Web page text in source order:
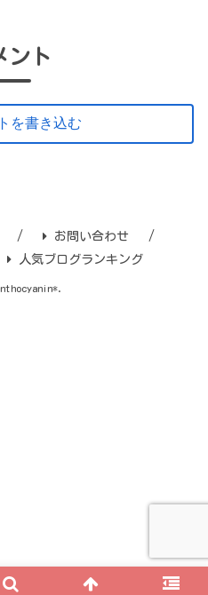
ント
を書き込む
お問い合わせ
人気ブログランキング